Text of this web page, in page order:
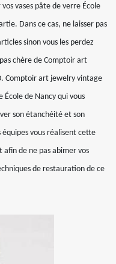
vases pâte de verre École
Dans ce cas, ne laisser pas
sinon vous les perdez
chère de Comptoir art
Comptoir art jewelry vintage
de Nancy qui vous
son étanchéité et son
équipes vous réalisent cette
de ne pas abimer vos
de restauration de ce